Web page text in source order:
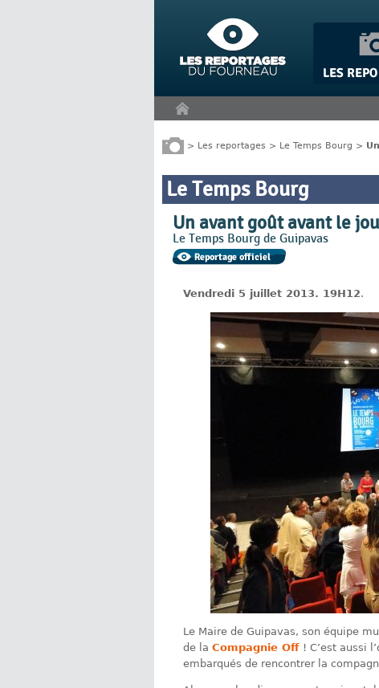
> Les reportages > Le Temps Bourg >
Le Temps Bourg
Un avant goût avant le
Le Temps Bourg de Guipavas
Vendredi 5 juillet 2013. 19H12.
Le Maire de Guipavas, son équipe
de la Compagnie Off ! C’est aussi
embarqués de rencontrer la